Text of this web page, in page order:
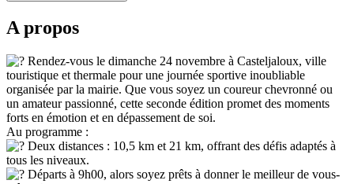
A propos
Rendez-vous le dimanche 24 novembre à Casteljaloux, ville
touristique et thermale pour une journée sportive inoubliable
organisée par la mairie. Que vous soyez un coureur chevronné ou
un amateur passionné, cette seconde édition promet des moments
forts en émotion et en dépassement de soi.
Au programme :
Deux distances : 10,5 km et 21 km, offrant des défis adaptés à
tous les niveaux.
Départs à 9h00, alors soyez prêts à donner le meilleur de vous-